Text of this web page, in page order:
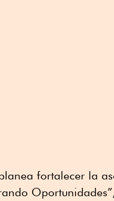
fortalecer la